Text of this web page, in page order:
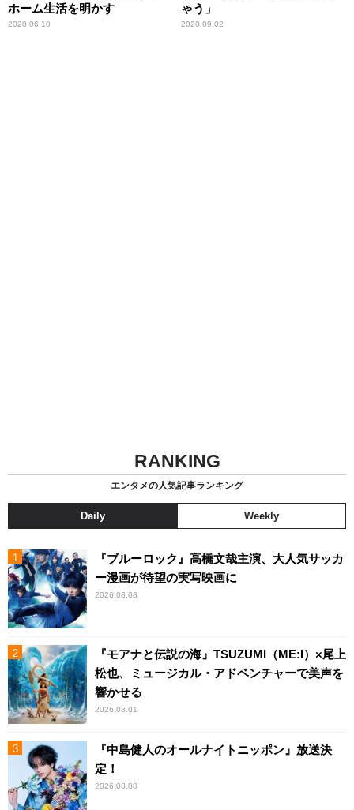
ホーム生活を明かす
2020.06.10
ゃう」
2020.09.02
RANKING
エンタメの人気記事ランキング
Daily Weekly
『ブルーロック』高橋文哉主演、大人気サッカ
ー漫画が待望の実写映画に
2026.08.08
『モアナと伝説の海』TSUZUMI（ME:I）×尾上
松也、ミュージカル・アドベンチャーで美声を
響かせる
2026.08.01
『中島健人のオールナイトニッポン』放送決
定！
2026.08.08